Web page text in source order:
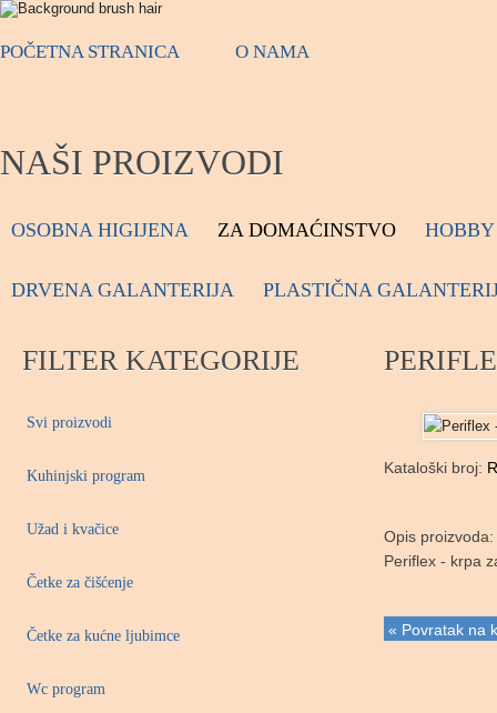
POČETNA STRANICA O NAMA
NAŠI PROIZVODI
OSOBNA HIGIJENA ZA DOMAĆINSTVO
DRVENA GALANTERIJA PLASTIČNA
FILTER KATEGORIJE
Svi proizvodi
Kuhinjski program
Užad i kvačice
Četke za čišćenje
Četke za kućne ljubimce
Wc program
Kataloški broj:
Opis proizvoda:
Periflex - krpa
« Povratak na